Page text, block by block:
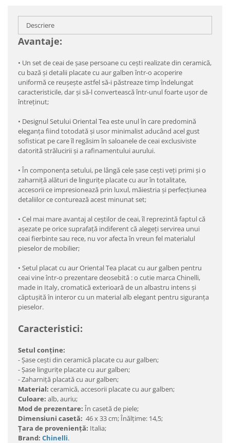
Descriere
Avantaje:
• Un setde ceai de șase persoane cu cești realizate din ceramică,
cu bază şi detalii placate cu aur galben într-o acoperire
uniformă ce reușește astfel să-i păstreaze timp îndelungat
caracteristicile, dar și să-l convertească într-unul foarte uşor de
întreţinut;
• Designul Setului Oriental Tea este unul în care predomină
eleganța fiind totodată și usor minimalist aducând acel gust
sofisticat pe care îl regăsim în saloanele de ceai exclusiviste
datorită strălucirii și a rafinamentului aurului.
• În componența setului, pe lângă cele șase cești veți primi și o
zaharniță alături de lingurițe placate cu aur în totalitate,
accesorii ce impresionează prin luxul, măiestria şi perfecţiunea
detaliilor ce conturează acest minunat set;
• Cel mai mare avantaj al ceștilor de ceai, îl reprezintă faptul că
așezate pe orice suprafață indiferent că alegeți servirea unui
ceai fierbinte sau rece, nu vor afecta în vreun fel materialul
pieselor de mobilier;
• Setul placat cu aur Oriental Tea placat cu aur galben pentru
ceai vine într-o prezentare deosebită : o cutie marca Chinelli,
made in Italy, cromatică exterioară de un albastru intens și
căptușită în interor cu un material alb elegant pentru siguranța
pieselor.
Caracteristici:
Setul conţine:
- Șase ceşti din ceramică placate cu aur galben;
- Șase linguriţe placate cu aur galben;
- Zaharniță placată cu aur galben;
Material: ceramică, accesorii placate cu aur galben;
Culoare: alb, auriu;
Mod de prezentare: În casetă de piele;
Dimensiuni casetă: 46 x 33 cm; Înălțime: 14,5;
Ţara de provenienţă: Italia;
Brand: Chinelli.